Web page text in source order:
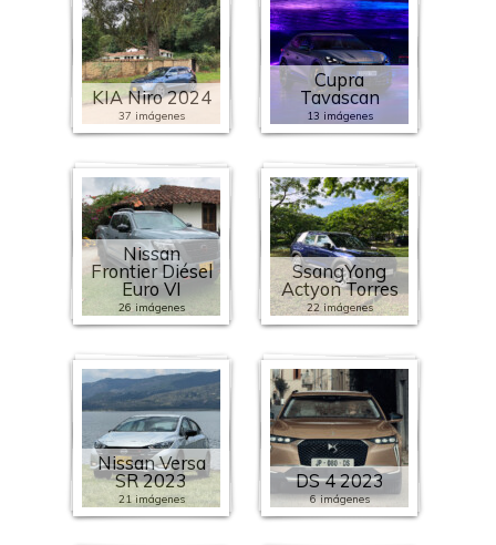
KIA Niro 2024
37 imágenes
Cupra
Tavascan
13 imágenes
Nissan
Frontier Diésel
Euro VI
26 imágenes
SsangYong
Actyon Torres
22 imágenes
Nissan Versa
SR 2023
21 imágenes
DS 4 2023
6 imágenes